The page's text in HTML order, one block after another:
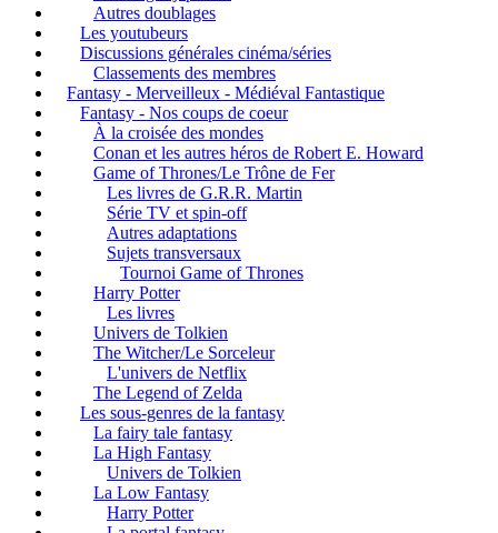
Autres doublages
Les youtubeurs
Discussions générales cinéma/séries
Classements des membres
Fantasy - Merveilleux - Médiéval Fantastique
Fantasy - Nos coups de coeur
À la croisée des mondes
Conan et les autres héros de Robert E. Howard
Game of Thrones/Le Trône de Fer
Les livres de G.R.R. Martin
Série TV et spin-off
Autres adaptations
Sujets transversaux
Tournoi Game of Thrones
Harry Potter
Les livres
Univers de Tolkien
The Witcher/Le Sorceleur
L'univers de Netflix
The Legend of Zelda
Les sous-genres de la fantasy
La fairy tale fantasy
La High Fantasy
Univers de Tolkien
La Low Fantasy
Harry Potter